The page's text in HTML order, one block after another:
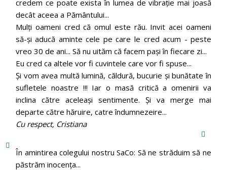
credem ce poate exista în lumea de vibrație mai joasă
decât aceea a Pământului...
Mulți oameni cred că omul este rău. Invit acei oameni
să-și aducă aminte cele pe care le cred acum - peste
vreo 30 de ani... Să nu uităm că facem pași în fiecare zi...
Eu cred ca altele vor fi cuvintele care vor fi spuse...
Și vom avea multă lumină, căldură, bucurie și bunătate în
sufletele noastre !!! Iar o masă critică a omenirii va
inclina către aceleași sentimente. Și va merge mai
departe către hăruire, catre îndumnezeire...
Cu respect, Cristiana
În amintirea colegului nostru SaCo: Să ne străduim să ne
păstrăm inocenţa...